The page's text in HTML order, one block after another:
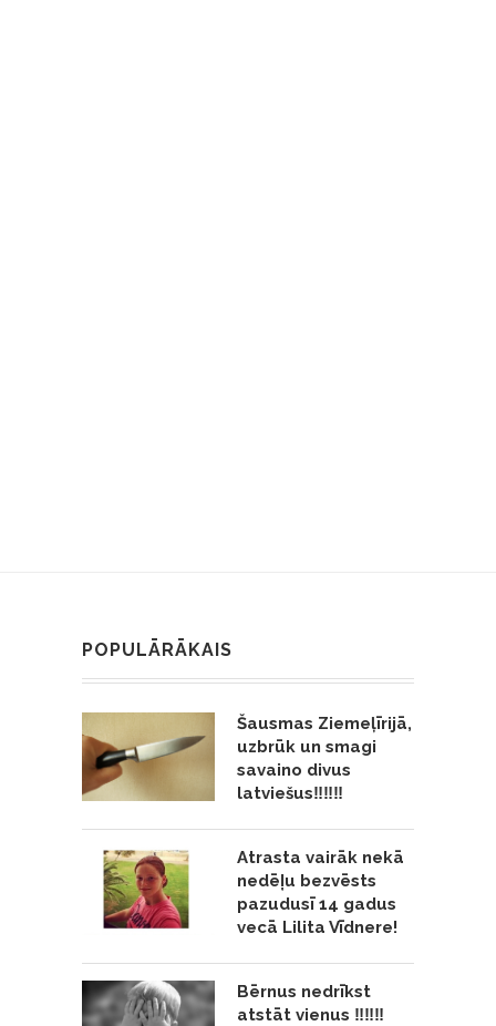
POPULĀRĀKAIS
Šausmas Ziemeļīrijā,
uzbrūk un smagi
savaino divus
latviešus‼️‼️‼️
Atrasta vairāk nekā
nedēļu bezvēsts
pazudusī 14 gadus
vecā Lilita Vīdnere!
Bērnus nedrīkst
atstāt vienus ‼️‼️‼️